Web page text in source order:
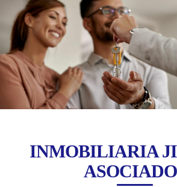
INMOBILIARIA